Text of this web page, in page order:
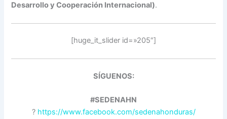
Desarrollo y Cooperación Internacional).
[huge_it_slider id=»205″]
SÍGUENOS:
#SEDENAHN
? https://www.facebook.com/sedenahonduras/